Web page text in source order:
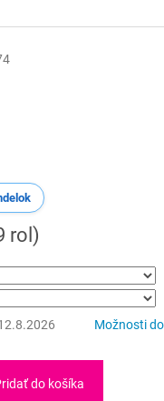
rol)
Možnosti
do košíka